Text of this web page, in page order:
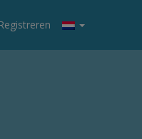
Registreren